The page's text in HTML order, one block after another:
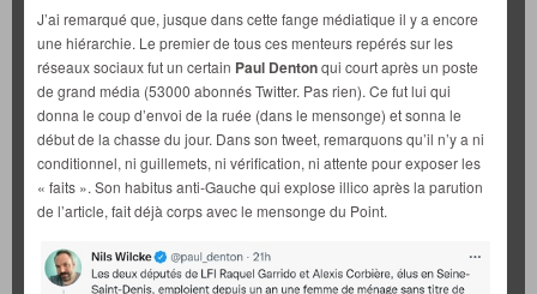
J’ai remarqué que, jusque dans cette fange médiatique il y a encore
une hiérarchie. Le premier de tous ces menteurs repérés sur les
réseaux sociaux fut un certain Paul Dentonqui court après un poste
de grand média (53000 abonnés Twitter. Pas rien). Ce fut lui qui
donna le coup d’envoi de la ruée (dans le mensonge) et sonna le
début de la chasse du jour. Dans son tweet, remarquons qu’il n’y a ni
conditionnel, ni guillemets, ni vérification, ni attente pour exposer les
« faits ». Son habitus anti-Gauche qui explose illico après la parution
de l’article, fait déjà corps avec le mensonge du Point.